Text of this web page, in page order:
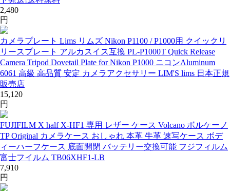
2,480
円
カメラプレート Lims リムズ Nikon P1100 / P1000用 クイックリ
リースプレート アルカスイス互換 PL-P1000T Quick Release
Camera Tripod Dovetail Plate for Nikon P1000 ニコンAluminum
6061 高級 高品質 安定 カメラアクセサリー LIM'S lims 日本正規
販売店
15,120
円
FUJIFILM X half X-HF1 専用 レザー ケース Volcano ボルケーノ
TP Original カメラケース おしゃれ 本革 牛革 速写ケース ボデ
ィーハーフケース 底面開閉 バッテリー交換可能 フジフィルム
富士フイルム TB06XHF1-LB
7,910
円